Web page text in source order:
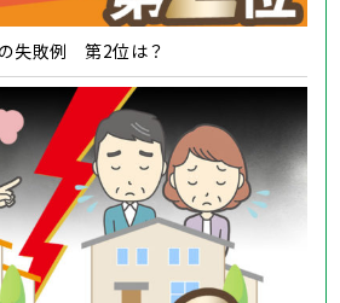
失敗例 第2位は？